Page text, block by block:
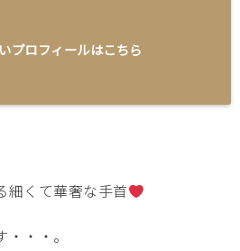
プロフィールはこちら
細くて華奢な手首
・・。